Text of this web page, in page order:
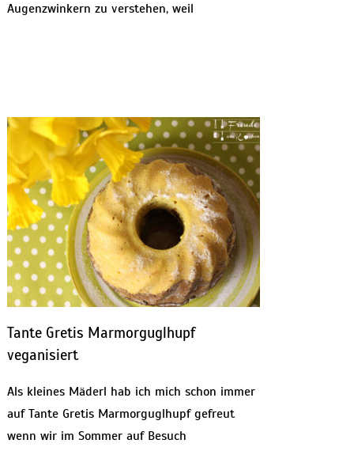
Augenzwinkern zu verstehen, weil
Tante Gretis Marmorguglhupf
veganisiert
Als kleines Mäderl hab ich mich schon immer
auf Tante Gretis Marmorguglhupf gefreut
wenn wir im Sommer auf Besuch